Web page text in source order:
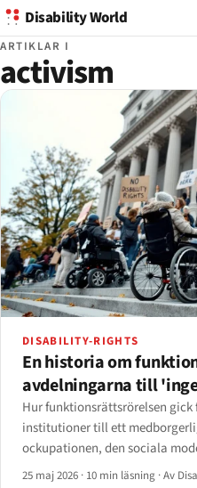
Disability World
ARTIKLAR I
activism
DISABILITY-RIGHTS
En historia om
avdelningarna till
Hur funktionsrättsrörelsen
institutioner till ett
ockupationen, den sociala
Capitol Crawl och vägen till
25 maj 2026 · 10 min läsning ·Av